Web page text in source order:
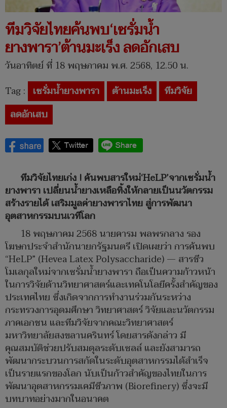
ทีมวิจัยไทยค้นพบ‘เซรั่มน้ำ
ยางพารา’ต้านมะเร็ง ลดอักเสบ
วันอาทิตย์ ที่ 18 พฤษภาคม พ.ศ. 2568, 12.50 น.
Tag : เซรั่มน้ำยางพารา ต้านมะเร็ง
ทีมวิจัย
ลดอักเสบ
ทีมวิจัยไทยเก่ง ! ค้นพบสารใหม่‘HeLP’จากเซรั่มน้ำ
ยางพารา เปลี่ยนน้ำยางเหลือทิ้งให้กลายเป็นนวัตกรรม
สร้างรายได้ เสริมมูลค่ายางพาราไทย สู่การพัฒนา
อุตสาหกรรมบนเวทีโลก
18 พฤษภาคม 2568 นายคารม พลพรกลาง รอง
โฆษกประจำสำนักนายกรัฐมนตรี เปิดเผยว่า การค้นพบ
“HeLP” (Hevea Latex Polysaccharide) — สารชีว
โมเลกุลใหม่จากเซรั่มน้ำยางพารา ถือเป็นความก้าวหน้า
ในการวิจัยด้านวิทยาศาสตร์และเทคโนโลยีครั้งสำคัญของ
ประเทศไทย ซึ่งเกิดจากการทำงานร่วมกันระหว่าง
กระทรวงการอุดมศึกษา วิทยาศาสตร์ วิจัยและนวัตกรรม
ภาคเอกชน และทีมวิจัยจากคณะวิทยาศาสตร์
มหาวิทยาลัยสงขลานครินทร์ โดยสารดังกล่าว มี
คุณสมบัติช่วยปรับสมดุลระดับเซลล์ และยังสามารถ
พัฒนากระบวนการสกัดในระดับอุตสาหกรรมได้สำเร็จ
เป็นรายแรกของโลก นับเป็นก้าวสำคัญของไทยในการ
พัฒนาอุตสาหกรรมเคมีชีวภาพ (Biorefinery) ซึ่งจะมี
บทบาทอย่างมากในอนาคต